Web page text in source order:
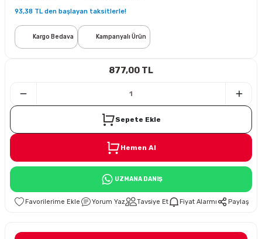
93,38 TL den başlayan taksitlerle!
Kargo Bedava Kampanyalı Ürün
877,00 TL
Sepete Ekle
Hemen Al
UZMANA DANIŞ
Yorum Yaz Tavsiye Et Fiyat Alarmı Paylaş